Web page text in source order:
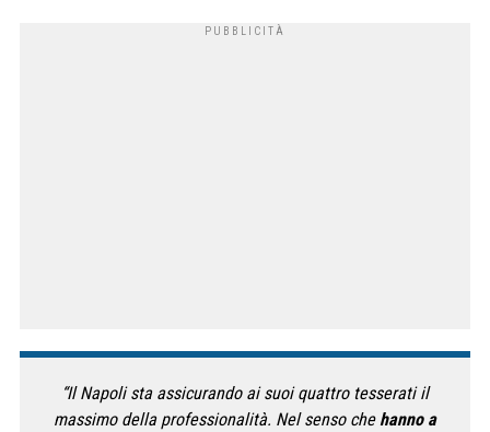
“Il Napoli sta assicurando ai suoi quattro tesserati il
massimo della professionalità. Nel senso chehanno a